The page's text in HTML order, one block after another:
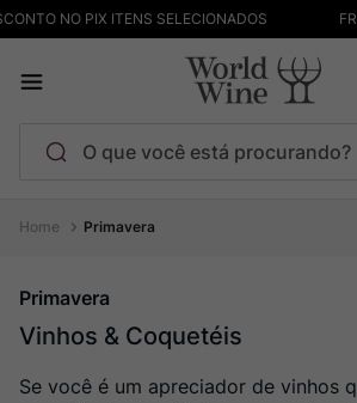
NO PIX ITENS SELECIONADOS
Primavera
Primavera
Vinhos & Coquetéis
Se você é um apreciador de vinhos
Termos mais buscados
Bodega Garzon
4º Garzon